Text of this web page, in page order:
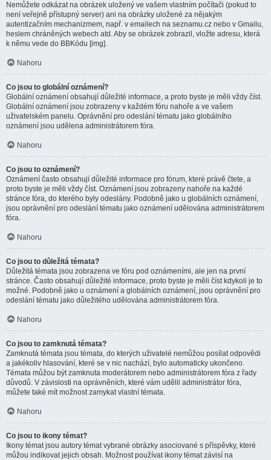
Nemůžete odkázat na obrázek uložený ve vašem vlastním počítači (pokud to
není veřejně přístupný server) ani na obrázky uložené za nějakým
autentizačním mechanizmem, např. v emailech na seznamu.cz nebo v Gmailu,
heslem chráněných webech atd. Aby se obrázek zobrazil, vložte adresu, která
k němu vede do BBKódu [img].
Nahoru
Co jsou to globální oznámení?
Globální oznámení obsahují důležité informace, a proto byste je měli vždy číst.
Globální oznámení jsou zobrazeny v každém fóru nahoře a ve vašem
uživatelském panelu. Oprávnění pro odeslání tématu jako globálního
oznámení jsou udělena administrátorem fóra.
Nahoru
Co jsou to oznámení?
Oznámení často obsahují důležité informace pro fórum, které právě čtete, a
proto byste je měli vždy číst. Oznámení jsou zobrazeny nahoře na každé
stránce fóra, do kterého byly odeslány. Podobně jako u globálních oznámení,
jsou oprávnění pro odeslání tématu jako oznámení udělována administrátorem
fóra.
Nahoru
Co jsou to důležitá témata?
Důležitá témata jsou zobrazena ve fóru pod oznámeními, ale jen na první
stránce. Často obsahují důležité informace, proto byste je měli číst kdykoli je to
možné. Podobně jako u oznámení a globálních oznámení, jsou oprávnění pro
odeslání tématu jako důležitého udělována administrátorem fóra.
Nahoru
Co jsou to zamknutá témata?
Zamknutá témata jsou témata, do kterých uživatelé nemůžou posílat odpovědi
a jakékoliv hlasování, které se v nic nachází, bylo automaticky ukončeno.
Témata můžou být zamknuta moderátorem nebo administrátorem fóra z řady
důvodů. V závislosti na oprávněních, které vám udělil administrátor fóra,
můžete také mít možnost zamykat vlastní témata.
Nahoru
Co jsou to ikony témat?
Ikony témat jsou autory témat vybrané obrázky asociované s příspěvky, které
můžou indikovat jejich obsah. Možnost používat ikony témat závisí na